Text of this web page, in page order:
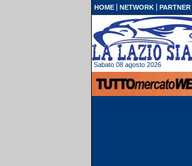
HOME NETWORK PARTNER
Sabato 08 agosto 2026